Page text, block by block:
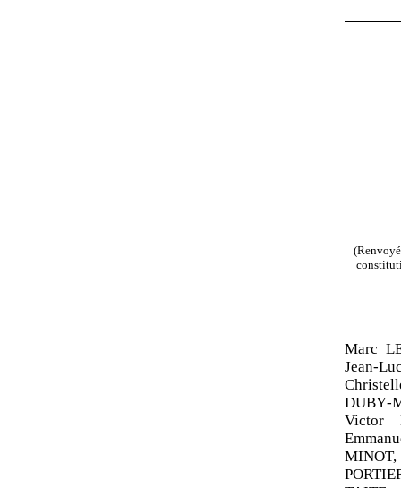
Marc
Jean‑
DUBY‑
Victor
MINOT,